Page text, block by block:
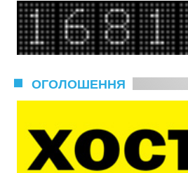
ОГОЛОШЕННЯ